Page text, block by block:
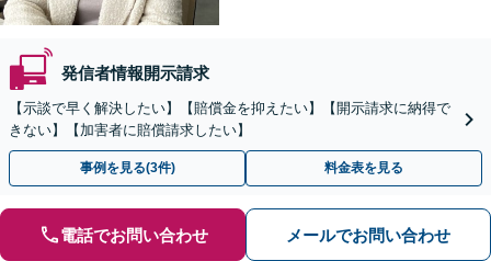
発信者情報開示請求
【示談で早く解決したい】【賠償金を抑えたい】【開示請求に納得で
きない】【加害者に賠償請求したい】
事例を見る(3件) 料金表を見る
電話でお問い合わせ メールでお問い合わせ